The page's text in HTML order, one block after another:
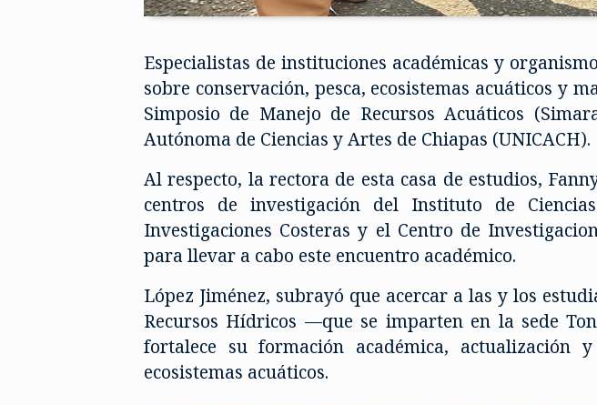
Especialistas de instituciones académicas y
sobre conservación, pesca, ecosistemas acuáticos y
Simposio de Manejo de Recursos Acuáticos
Autónoma de Ciencias y Artes de Chiapas (UNICACH).
Al respecto, la rectora de esta casa de estudios,
centros de investigación del Instituto de
Investigaciones Costeras y el Centro de
para llevar a cabo este encuentro académico.
López Jiménez, subrayó que acercar a las y los
Recursos Hídricos —que se imparten en la sede
fortalece su formación académica,
ecosistemas acuáticos.